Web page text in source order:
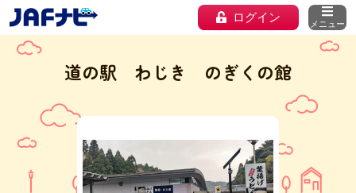
ログイン メニュー
道の駅 わじき のぎくの館